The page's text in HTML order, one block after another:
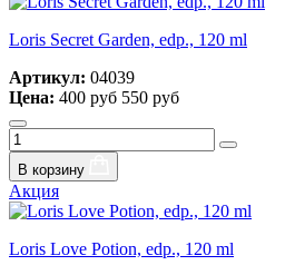
Loris Secret Garden, edp., 120 ml
Артикул: 04039
Цена: 400 руб 550 руб
В корзину
Акция
Loris Love Potion, edp., 120 ml